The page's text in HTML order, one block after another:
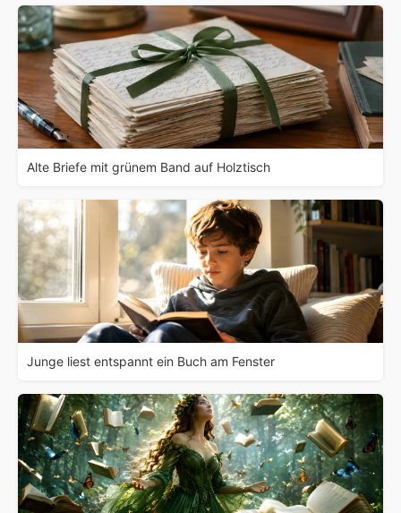
Alte Briefe mit grünem Band auf Holztisch
Junge liest entspannt ein Buch am Fenster